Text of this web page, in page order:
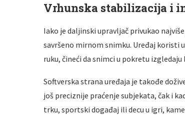
Vrhunska stabilizacija i
Iako je daljinski upravljač privukao
savršeno mirnom snimku. Uređaj koristi
ruku, čineći da snimci u pokretu
Softverska strana uređaja je takođe
još preciznije praćenje subjekata, čak i
trku, sportski događaj ili decu u igri,